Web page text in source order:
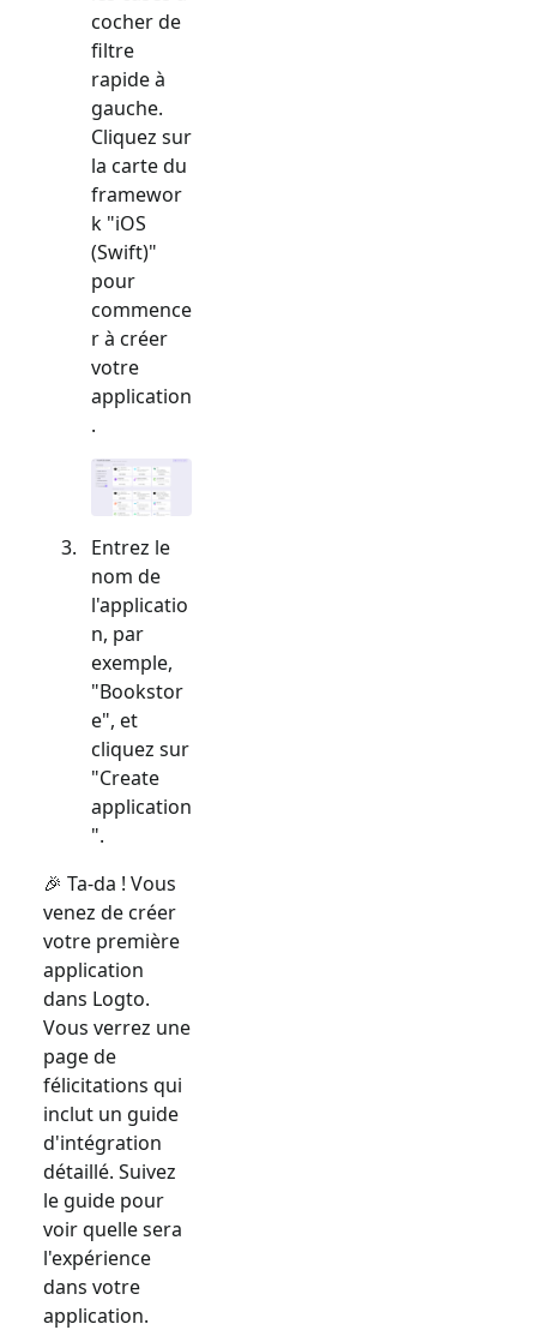
cocher de
filtre
rapide à
gauche.
Cliquez sur
la carte du
framewor
k "iOS
(Swift)"
pour
commence
r à créer
votre
application
.
Entrez le
nom de
l'applicatio
n, par
exemple,
"Bookstor
e", et
cliquez sur
"Create
application
".
🎉 Ta-da ! Vous
venez de créer
votre première
application
dans Logto.
Vous verrez une
page de
félicitations qui
inclut un guide
d'intégration
détaillé. Suivez
le guide pour
voir quelle sera
l'expérience
dans votre
application.